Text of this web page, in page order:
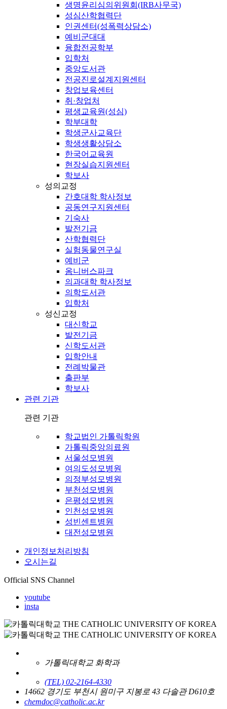
생명윤리심의위원회(IRB사무국)
성심산학협력단
인권센터(성폭력상담소)
예비군대대
융합전공학부
입학처
중앙도서관
전공진로설계지원센터
창업보육센터
취·창업처
평생교육원(성심)
학부대학
학생군사교육단
학생생활상담소
한국어교육원
현장실습지원센터
학보사
성의교정
간호대학 학사정보
공동연구지원센터
기숙사
발전기금
산학협력단
실험동물연구실
예비군
옴니버스파크
의과대학 학사정보
의학도서관
입학처
성신교정
대신학교
발전기금
신학도서관
입학안내
전례박물관
출판부
학보사
관련 기관
관련 기관
학교법인 가톨릭학원
가톨릭중앙의료원
서울성모병원
여의도성모병원
의정부성모병원
부천성모병원
은평성모병원
인천성모병원
성빈센트병원
대전성모병원
개인정보처리방침
오시는길
Official SNS Channel
youtube
insta
가톨릭대학교 화학과
(TEL) 02-2164-4330
14662 경기도 부천시 원미구 지봉로 43 다솔관 D610호
chemdoc@catholic.ac.kr